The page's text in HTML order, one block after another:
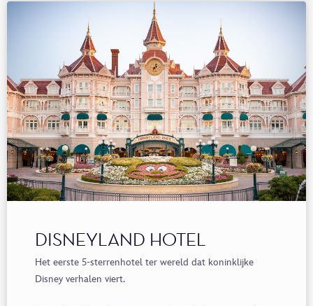
DISNEYLAND HOTEL
Het eerste 5-sterrenhotel ter wereld dat koninklijke
Disney verhalen viert.